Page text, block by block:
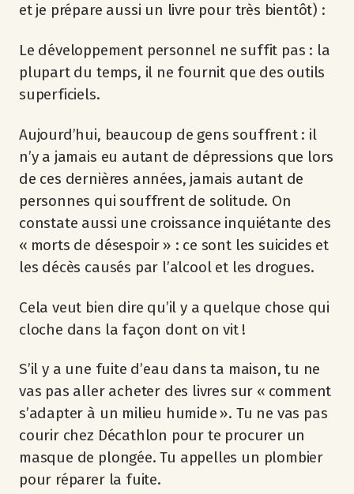
et je prépare aussi un livre pour très bientôt) :
Le développement personnel ne suffit pas : la
plupart du temps, il ne fournit que des outils
superficiels.
Aujourd’hui, beaucoup de gens souffrent : il
n’y a jamais eu autant de dépressions que lors
de ces dernières années, jamais autant de
personnes qui souffrent de solitude. On
constate aussi une croissance inquiétante des
« morts de désespoir » : ce sont les suicides et
les décès causés par l’alcool et les drogues.
Cela veut bien dire qu’il y a quelque chose qui
cloche dans la façon dont on vit !
S’il y a une fuite d’eau dans ta maison, tu ne
vas pas aller acheter des livres sur « comment
s’adapter à un milieu humide ». Tu ne vas pas
courir chez Décathlon pour te procurer un
masque de plongée. Tu appelles un plombier
pour réparer la fuite.